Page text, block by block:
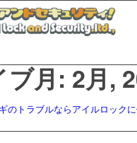
ブ月: 2月,
のトラブルならアイルロック